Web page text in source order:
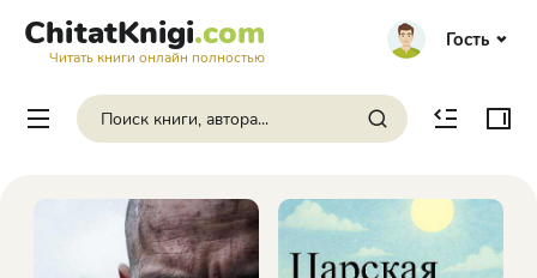
ChitatKnigi.com
Читать книги онлайн полностью
Гость